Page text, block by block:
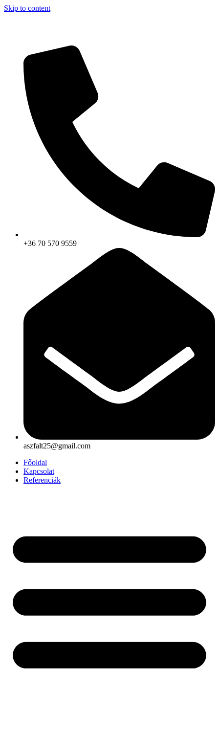
Skip to content
+36 70 570 9559
aszfalt25@gmail.com
Főoldal
Kapcsolat
Referenciák